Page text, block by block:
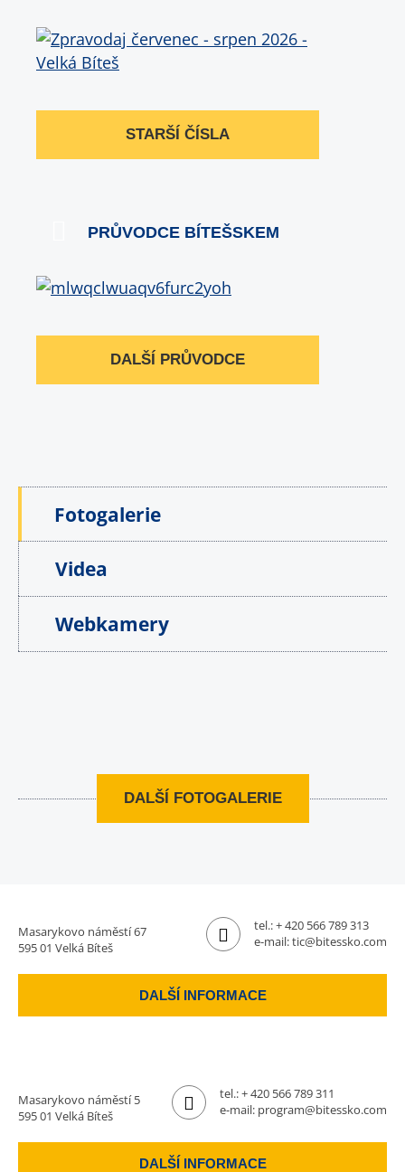
STARŠÍ ČÍSLA
PRŮVODCE BÍTEŠSKEM
DALŠÍ PRŮVODCE
Fotogalerie
Videa
Webkamery
DALŠÍ FOTOGALERIE
Masarykovo náměstí 67
595 01 Velká Bíteš
tel.:+ 420 566 789 313
e-mail:tic@bitessko.com
DALŠÍ INFORMACE
Masarykovo náměstí 5
595 01 Velká Bíteš
tel.:+ 420 566 789 311
e-mail: program@bitessko.com
DALŠÍ INFORMACE